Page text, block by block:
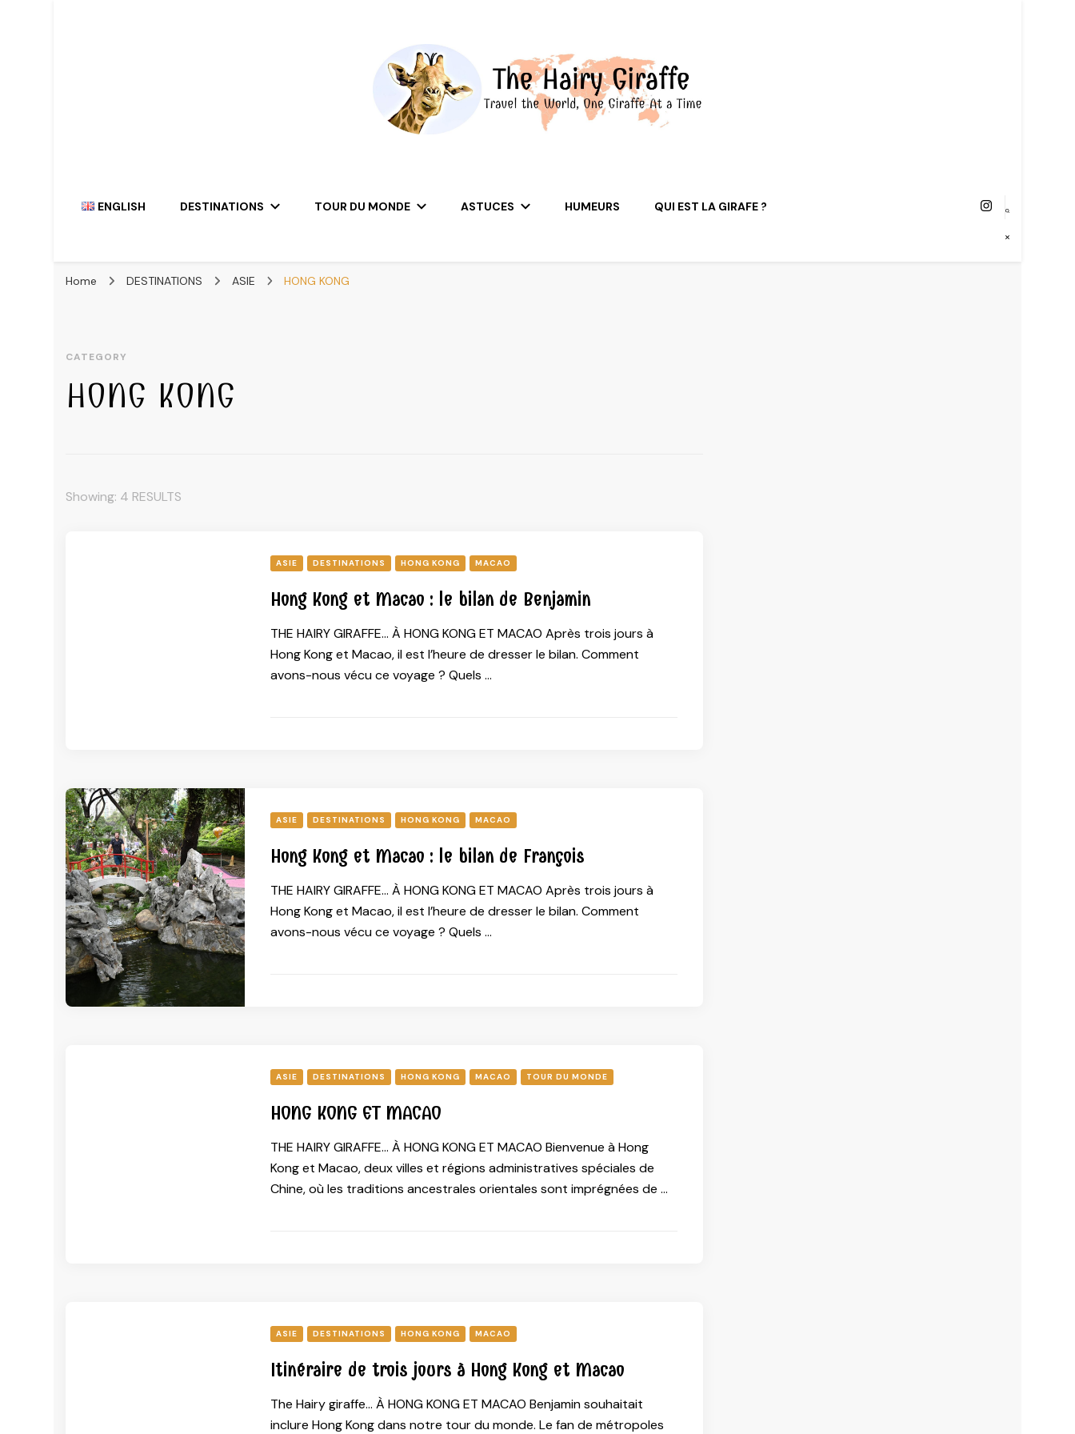
ENGLISH DESTINATIONS TOUR DU MONDE ASTUCES HUMEURS QUI EST LA GIRAFE ?
Home DESTINATIONS ASIE HONG KONG
CATEGORY
HONG KONG
Showing: 4 RESULTS
ASIE DESTINATIONS HONG KONG MACAO
Hong Kong et Macao : le bilan de Benjamin
THE HAIRY GIRAFFE… À HONG KONG ET MACAO Après trois jours à
Hong Kong et Macao, il est l’heure de dresser le bilan. Comment
avons-nous vécu ce voyage ? Quels …
ASIE DESTINATIONS HONG KONG MACAO
Hong Kong et Macao : le bilan de François
THE HAIRY GIRAFFE… À HONG KONG ET MACAO Après trois jours à
Hong Kong et Macao, il est l’heure de dresser le bilan. Comment
avons-nous vécu ce voyage ? Quels …
ASIE DESTINATIONS HONG KONG MACAO TOUR DU MONDE
HONG KONG ET MACAO
THE HAIRY GIRAFFE… À HONG KONG ET MACAO Bienvenue à Hong
Kong et Macao, deux villes et régions administratives spéciales de
Chine, où les traditions ancestrales orientales sont imprégnées de …
ASIE DESTINATIONS HONG KONG MACAO
Itinéraire de trois jours à Hong Kong et Macao
The Hairy giraffe… À HONG KONG ET MACAO Benjamin souhaitait
inclure Hong Kong dans notre tour du monde. Le fan de métropoles